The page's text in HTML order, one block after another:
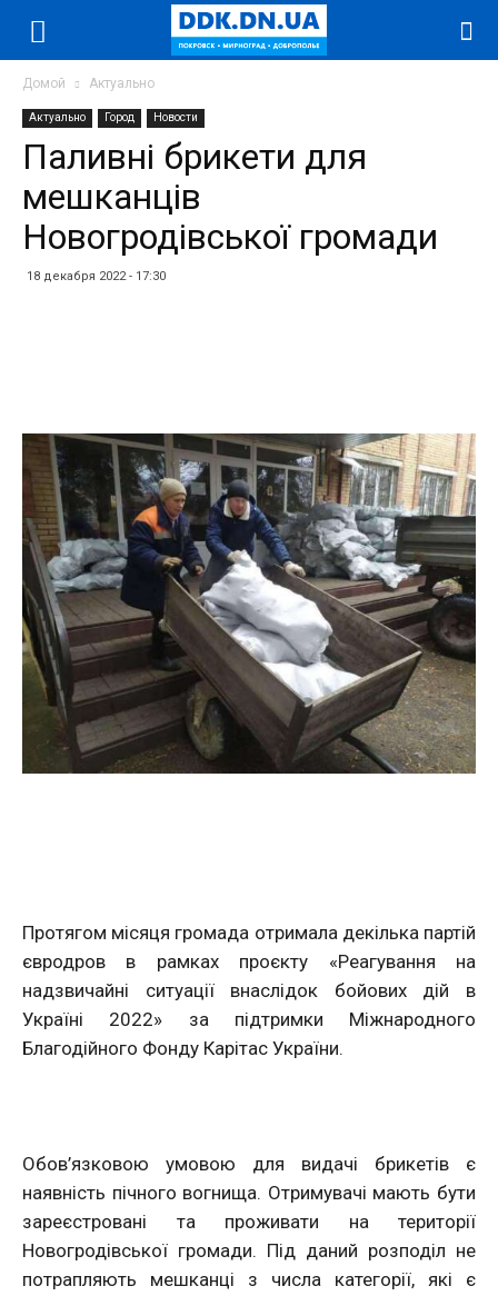
Домой Актуально
Актуально Город Новости
Паливні брикети для
мешканців
Новогродівської громади
18 декабря 2022 - 17:30
Протягом місяця громада отримала декілька партій
євродров в рамках проєкту «Реагування на
надзвичайні ситуації внаслідок бойових дій в
Україні 2022» за підтримки Міжнародного
Благодійного Фонду Карітас України.
Обов’язковою умовою для видачі брикетів є
наявність пічного вогнища. Отримувачі мають бути
зареєстровані та проживати на території
Новогродівської громади. Під даний розподіл не
потрапляють мешканці з числа категорії, які є